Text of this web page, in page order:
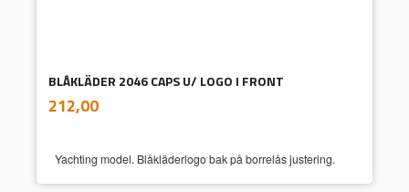
BLÅKLÄDER 2046 CAPS U/ LOGO I FRONT
Pris
212,00mva.
Yachting model. Blåkläderlogo bak på borrelås justering.